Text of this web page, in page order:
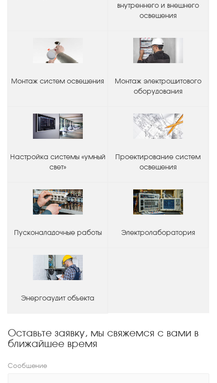
внутреннего и внешнего
освещения
Монтаж систем освещения
Монтаж электрощитового
оборудования
Настройка системы «умный
свет»
Проектирование систем
освещения
Пусконаладочные работы Электролаборатория
Энергоаудит объекта
Оставьте заявку, мы свяжемся с вами в
ближайшее время
Сообщение